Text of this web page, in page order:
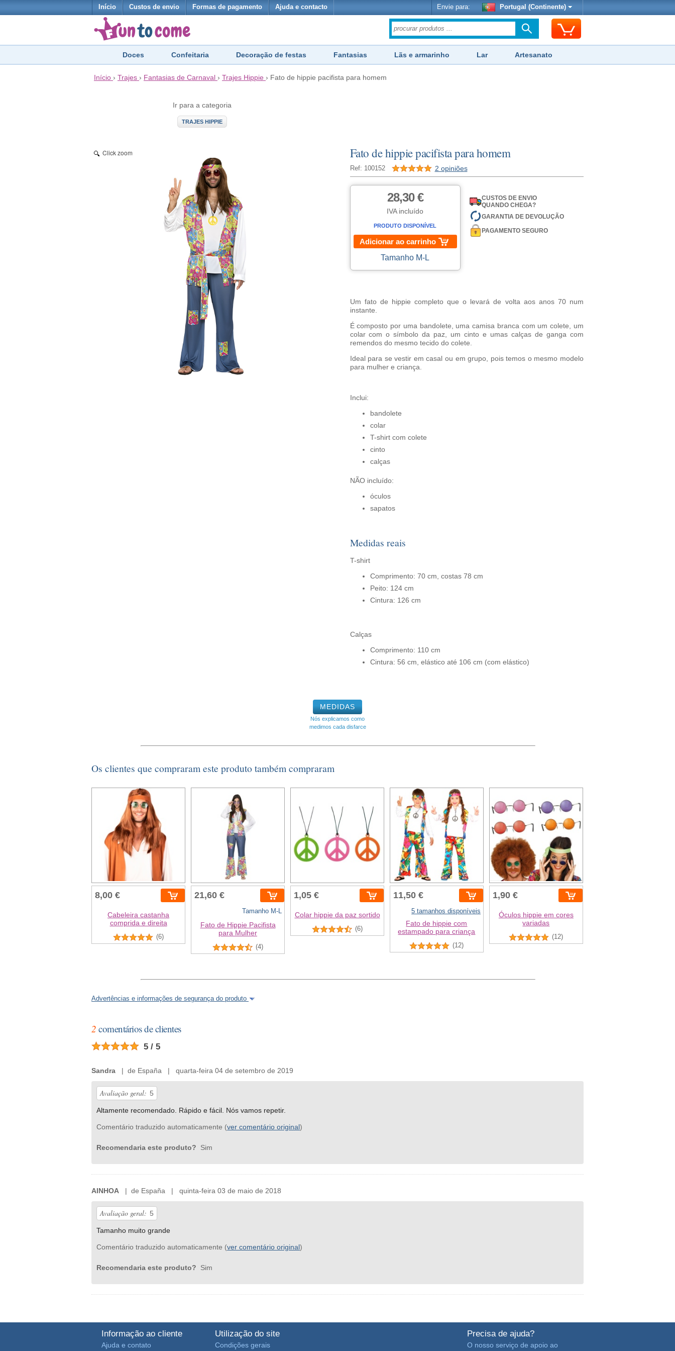
Início Custos de envio Formas de pagamento Ajuda e contacto Envie para: Portugal (Continente)
Doces Confeitaria Decoração de festas Fantasias Lãs e armarinho Lar Artesanato
Início › Trajes › Fantasias de Carnaval › Trajes Hippie › Fato de hippie pacifista para homem
Ir para a categoria
TRAJES HIPPIE
Fato de hippie pacifista para homem
Ref: 100152 2 opiniões
Click zoom
28,30 €
IVA incluído
PRODUTO DISPONÍVEL
Adicionar ao carrinho
Tamanho M-L
CUSTOS DE ENVIO
QUANDO CHEGA?
GARANTIA DE DEVOLUÇÃO
PAGAMENTO SEGURO
Um fato de hippie completo que o levará de volta aos anos 70 num
instante.
É composto por uma bandolete, uma camisa branca com um colete, um
colar com o símbolo da paz, um cinto e umas calças de ganga com
remendos do mesmo tecido do colete.
Ideal para se vestir em casal ou em grupo, pois temos o mesmo modelo
para mulher e criança.
Inclui:
bandolete
colar
T-shirt com colete
cinto
calças
NÃO incluído:
óculos
sapatos
Medidas reais
T-shirt
Comprimento: 70 cm, costas 78 cm
Peito: 124 cm
Cintura: 126 cm
Calças
Comprimento: 110 cm
Cintura: 56 cm, elástico até 106 cm (com elástico)
MEDIDAS
Nós explicamos como
medimos cada disfarce
Os clientes que compraram este produto também compraram
8,00 €
Cabeleira castanha
comprida e direita
(6)
21,60 €
Tamanho M-L
Fato de Hippie Pacifista
para Mulher
(4)
1,05 €
Colar hippie da paz sortido
(6)
11,50 €
5 tamanhos disponíveis
Fato de hippie com
estampado para criança
(12)
1,90 €
Óculos hippie em cores
variadas
(12)
Advertências e informações de segurança do produto
2 comentários de clientes
5 / 5
Sandra | de España | quarta-feira 04 de setembro de 2019
Avaliação geral: 5
Altamente recomendado. Rápido e fácil. Nós vamos repetir.
Comentário traduzido automaticamente (ver comentário original)
Recomendaria este produto? Sim
AINHOA | de España | quinta-feira 03 de maio de 2018
Avaliação geral: 5
Tamanho muito grande
Comentário traduzido automaticamente (ver comentário original)
Recomendaria este produto? Sim
Informação ao cliente
Ajuda e contato
Utilização do site
Condições gerais
Precisa de ajuda?
O nosso serviço de apoio ao